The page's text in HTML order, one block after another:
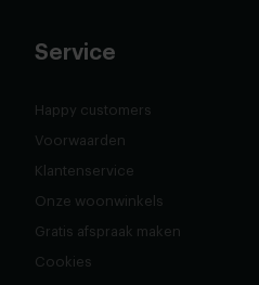
Service
Happy customers
Voorwaarden
Klantenservice
Onze woonwinkels
Gratis afspraak maken
Cookies